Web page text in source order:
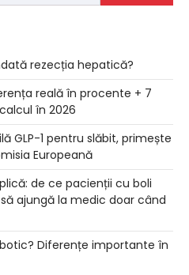
rezecția hepatică?
reală în procente + 7
în 2026
GLP-1 pentru slăbit, primește
Europeană
de ce pacienții cu boli
ajungă la medic doar când
Diferențe importante în